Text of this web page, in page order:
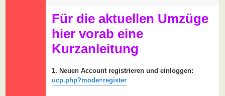
Für die aktuellen Umzüge
hier vorab eine
Kurzanleitung
1. Neuen Account registrieren und einloggen:
ucp.php?mode=register